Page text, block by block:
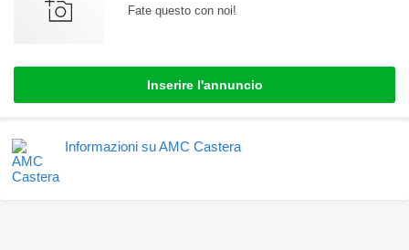
Fate questo con noi!
Inserire l'annuncio
Informazioni su AMC Castera